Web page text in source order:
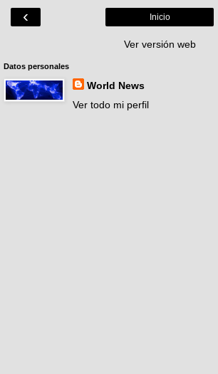
‹ Inicio
Ver versión web
Datos personales
World News
Ver todo mi perfil